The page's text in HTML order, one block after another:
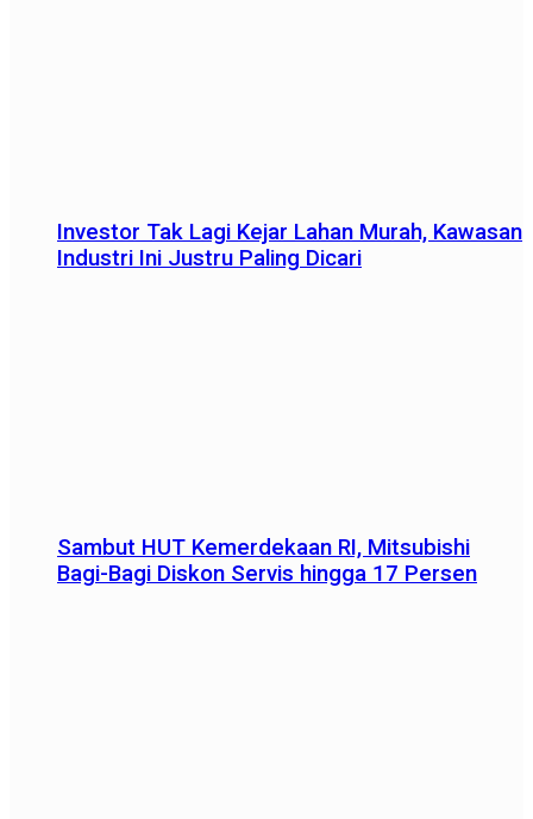
Investor Tak Lagi Kejar Lahan Murah, Kawasan
Industri Ini Justru Paling Dicari
Sambut HUT Kemerdekaan RI, Mitsubishi
Bagi-Bagi Diskon Servis hingga 17 Persen